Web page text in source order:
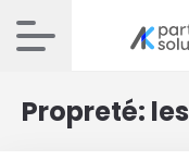
Propreté: